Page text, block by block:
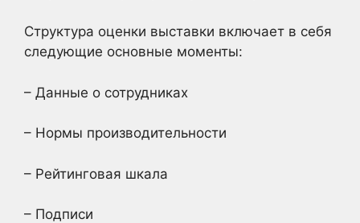
Структура оценки выставки включает в себя
следующие основные моменты:
– Данные о сотрудниках
– Нормы производительности
– Рейтинговая шкала
– Подписи